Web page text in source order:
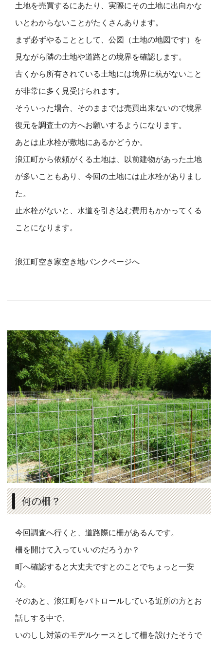
土地を売買するにあたり、実際にその土地に出向かな
いとわからないことがたくさんあります。
まず必ずやることとして、公図（土地の地図です）を
見ながら隣の土地や道路との境界を確認します。
古くから所有されている土地には境界に杭がないこと
が非常に多く見受けられます。
そういった場合、そのままでは売買出来ないので境界
復元を調査士の方へお願いするようになります。
あとは止水栓が敷地にあるかどうか。
浪江町から依頼がくる土地は、以前建物があった土地
が多いこともあり、今回の土地には止水栓がありまし
た。
止水栓がないと、水道を引き込む費用もかかってくる
ことになります。
浪江町空き家空き地バンクページへ
何の柵？
今回調査へ行くと、道路際に柵があるんです。
柵を開けて入っていいのだろうか？
町へ確認すると大丈夫ですとのことでちょっと一安
心。
そのあと、浪江町をパトロールしている近所の方とお
話しする中で、
いのしし対策のモデルケースとして柵を設けたそうで